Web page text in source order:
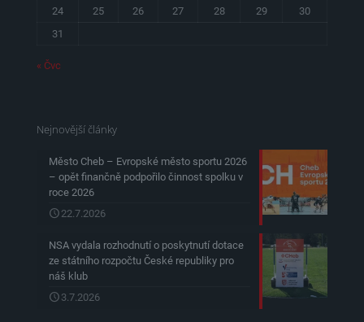
24
25 26 27 28 29
30
31
« Čvc
Nejnovější články
Město Cheb – Evropské město sportu 2026
– opět finančně podpořilo činnost spolku v
roce 2026
22.7.2026
NSA vydala rozhodnutí o poskytnutí dotace
ze státního rozpočtu České republiky pro
náš klub
3.7.2026